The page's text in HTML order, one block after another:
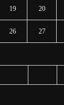
19 20
26 27